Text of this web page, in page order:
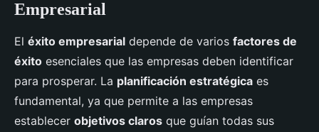
Empresarial
El éxito empresarial depende de varios factores de
éxito esenciales que las empresas deben identificar
para prosperar. La planificación estratégica es
fundamental, ya que permite a las empresas
establecer objetivos claros que guían todas sus